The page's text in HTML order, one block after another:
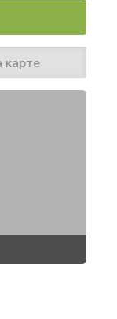
карте